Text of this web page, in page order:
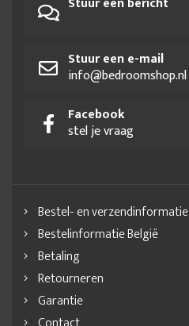
Stuur een e-mail
info@bedroomshop.nl
Facebook
stel je vraag
Bestel- en verzendinformatie
Bestelinformatie België
Betaling
Retourneren
Garantie